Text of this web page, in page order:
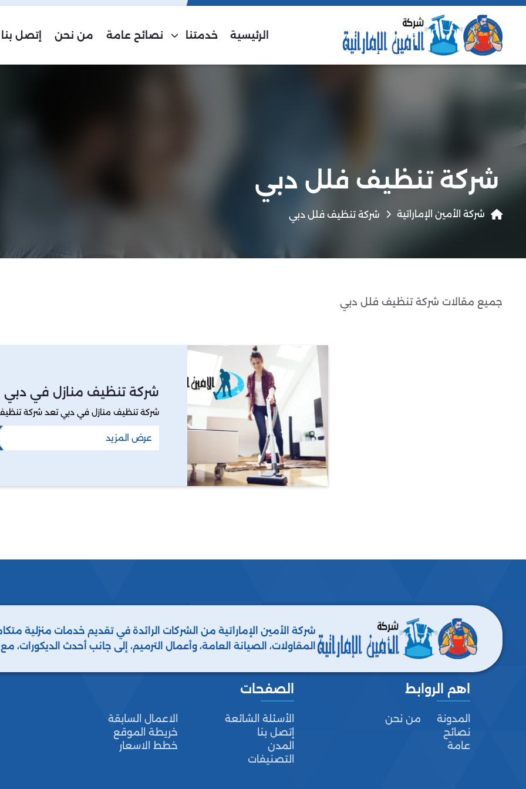
الرئيسية خدمتنا نصائح عامة من نحن إتصل بنا
شركة تنظيف فلل دبي
شركة الأمين الإماراتية شركة تنظيف فلل دبي
جميع مقالات شركة تنظيف فلل دبي
شركة تنظيف منازل في دبي
شركة تنظيف منازل في دبي تعد شركة
عرض المزيد
شركة الأمين الإماراتية من الشركات الرائدة في تقديم خدمات منزلية
المقاولات، الصيانة العامة، وأعمال الترميم، إلى جانب أحدث الديكورات،
اهم الروابط
المدونة
من نحن
نصائح
عامة
الصفحات
الأسئلة الشائعة
الاعمال السابقة
إتصل بنا
خريطة الموقع
المدن
خطط الاسعار
التصنيفات